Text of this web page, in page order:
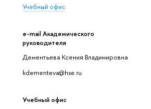
Учебный офис
e-mail Академического
руководителя
Дементьева Ксения Владимировна
kdementeva@hse.ru
Учебный офис